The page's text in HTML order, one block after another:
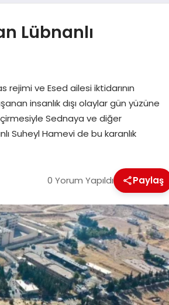
Lübnanlı
rejimi ve Esed ailesi iktidarının
insanlık dışı olaylar gün yüzüne
Sednaya ve diğer
Suheyl Hamevi de bu karanlık
0 Yorum Yapıldı Paylaş